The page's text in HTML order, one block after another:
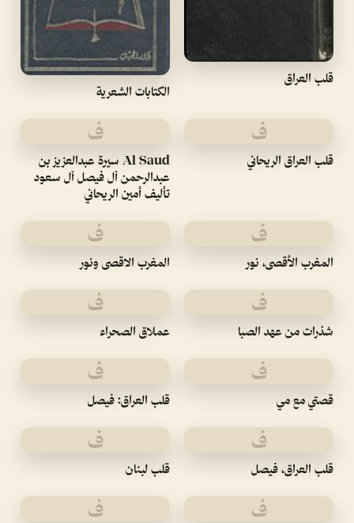
قلب العراق
الكتابات الشعرية
ف
قلب العراق الريحاني
ف
Al Saud سيرة عبدالعزيز بن
عبدالرحمن آل فيصل آل سعود
تأليف أمين الريحاني
ف
المغرب الأقصى، نور
ف
المغرب الاقصى ونور
ف
شذرات من عهد الصبا
ف
عملاق الصحراء
ف
قصتي مع مي
ف
قلب العراق: فيصل
ف
قلب العراق، فيصل
ف
قلب لبنان
ف ف